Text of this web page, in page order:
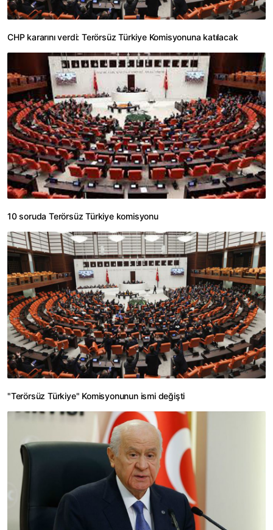
CHP kararını verdi: Terörsüz Türkiye Komisyonuna katılacak
10 soruda Terörsüz Türkiye komisyonu
"Terörsüz Türkiye" Komisyonunun ismi değişti